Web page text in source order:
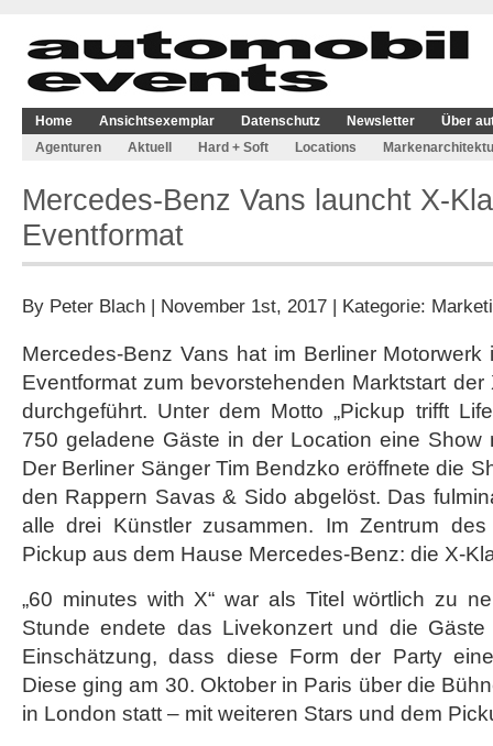
Home Ansichtsexemplar Datenschutz Newsletter
Über
Agenturen
Aktuell Hard + Soft Locations
Mercedes-Benz Vans launcht X-
Eventformat
By Peter Blach | November 1st, 2017 | Kategorie:
Mercedes-Benz Vans hat im Berliner
Eventformat zum bevorstehenden Marktstart
durchgeführt. Unter dem Motto „Pickup trifft
750 geladene Gäste in der Location eine Show
Der Berliner Sänger Tim Bendzko eröffnete die
den Rappern Savas & Sido abgelöst. Das
alle drei Künstler zusammen. Im Zentrum
Pickup aus dem Hause Mercedes-Benz: die X-
„60 minutes with X“ war als Titel wörtlich zu
Stunde endete das Livekonzert und die
Einschätzung, dass diese Form der Party
Diese ging am 30. Oktober in Paris über die
in London statt – mit weiteren Stars und dem